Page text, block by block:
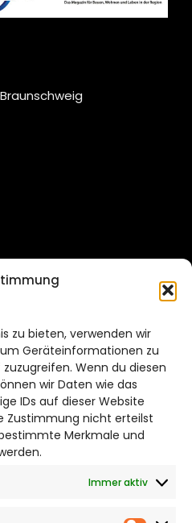
zu bieten, verwenden wir
Geräteinformationen zu
Wenn du diesen
wir Daten wie das
IDs auf dieser Website
Zustimmung nicht erteilst
Merkmale und
Immer aktiv
FÜR HILDESHEIM